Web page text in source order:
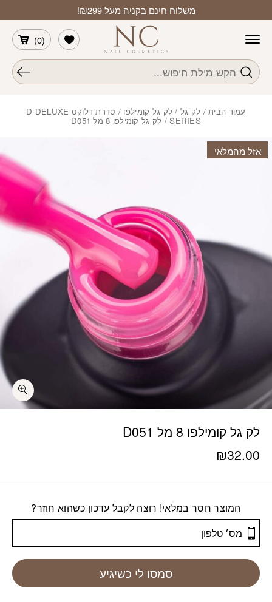
משלוח חינם בקניה מעל ₪299!
חיפוש
(
0
)
הרשימה שלי
עמוד הבית/ לק גל / לק גל קומילפו / סדרת דלוקס D DELUXE
SERIES/ לק גל קומילפו 8 מל D051
לק גל קומילפו 8 מל D051
₪32.00
המוצר חסר במלאי! רוצה לקבל עדכון כשהוא חוזר?
סמסו לי כשיגיע
אזל מהמלאי